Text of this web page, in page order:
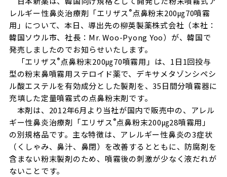
レルギー性鼻炎治療剤「エリザス ®点鼻粉末200㎍70噴霧
用」について、本日、導出先の柳英製薬株式会社（本社：
韓国ソウル市、社長：Mr. Woo-Pyong Yoo）が、韓国で
発売しましたのでお知らせいたします。
「エリザス®点鼻粉末200㎍70噴霧用」は、1日1回投与
型の粉末鼻噴霧用ステロイド薬で、デキサメタゾンシペシ
ル酸エステルを有効成分とした製剤を、35日間分噴霧器に
充填した定量噴霧式の点鼻粉末剤です。
本剤は、2012年6月より当社が国内で販売中の、アレル
ギー性鼻炎治療剤「エリザス ®点鼻粉末200㎍28噴霧用」
の別規格品です。主な特徴は、アレルギー性鼻炎の3症状
（くしゃみ、鼻汁、鼻閉）を改善するとともに、防腐剤を
含まない粉末製剤のため、噴霧後の刺激が少なく液だれが
ないことです。